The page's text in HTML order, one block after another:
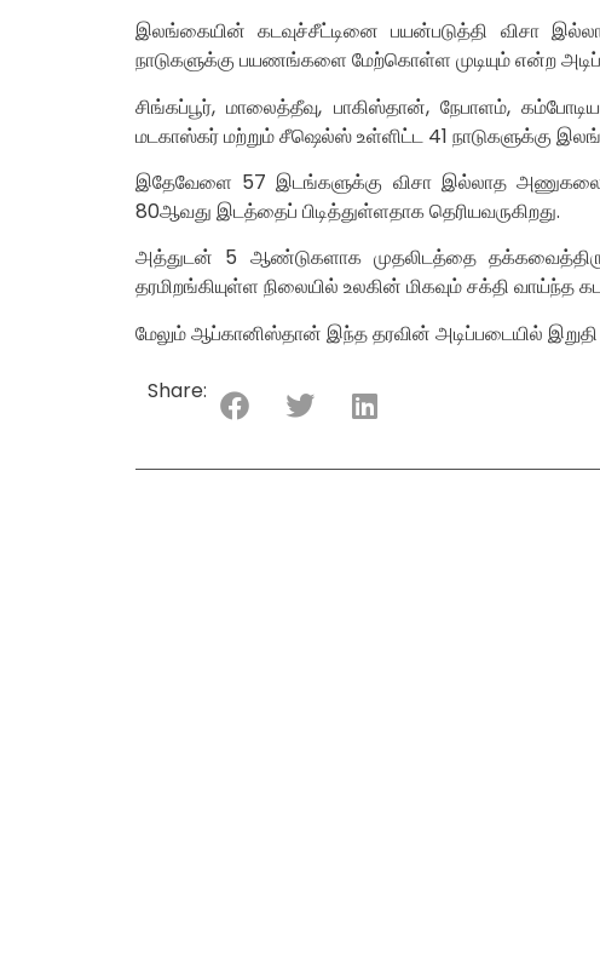
இலங்கையின் கடவுச்சீட்டினை பயன்படுத்தி விசா
நாடுகளுக்கு பயணங்களை மேற்கொள்ள முடியும் என்ற
சிங்கப்பூர், மாலைத்தீவு, பாகிஸ்தான், நேபாளம்,
மடகாஸ்கர் மற்றும் சீஷெல்ஸ் உள்ளிட்ட 41 நாடுகளுக்கு
இதேவேளை 57 இடங்களுக்கு விசா இல்லாத
80ஆவது இடத்தைப் பிடித்துள்ளதாக தெரியவருகிறது.
அத்துடன் 5 ஆண்டுகளாக முதலிடத்தை
தரமிறங்கியுள்ள நிலையில் உலகின் மிகவும் சக்தி வாய்ந்த
மேலும் ஆப்கானிஸ்தான் இந்த தரவின் அடிப்படையில் இறுதி
Share: